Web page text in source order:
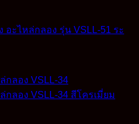
อะไหล่กลอง รุ่น VSLL-51 ระ